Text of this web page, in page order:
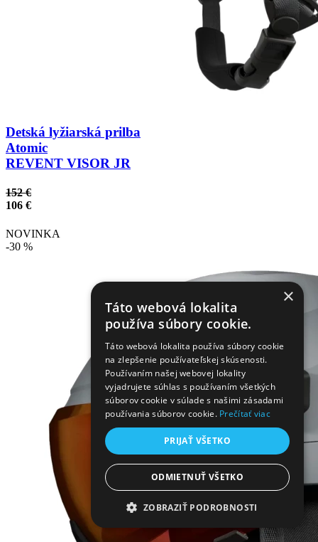
Detská lyžiarská prilba
Atomic
REVENT VISOR JR
152 €
106 €
NOVINKA
-30 %
×
Táto webová lokalita
používa súbory cookie.
Táto webová lokalita používa súbory cookie
na zlepšenie používateľskej skúsenosti.
Používaním našej webovej lokality
vyjadrujete súhlas s používaním všetkých
súborov cookie v súlade s našimi zásadami
používania súborov cookie. Prečítať viac
PRIJAŤ VŠETKO
ODMIETNUŤ VŠETKO
ZOBRAZIŤ PODROBNOSTI